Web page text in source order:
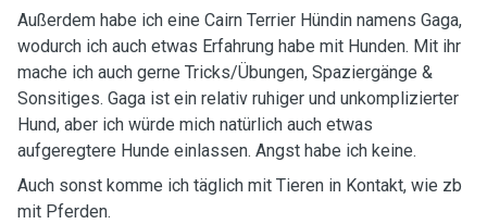
Außerdem habe ich eine Cairn Terrier Hündin namens Gaga,
wodurch ich auch etwas Erfahrung habe mit Hunden. Mit ihr
mache ich auch gerne Tricks/Übungen, Spaziergänge &
Sonsitiges. Gaga ist ein relativ ruhiger und unkomplizierter
Hund, aber ich würde mich natürlich auch etwas
aufgeregtere Hunde einlassen. Angst habe ich keine.
Auch sonst komme ich täglich mit Tieren in Kontakt, wie zb
mit Pferden.